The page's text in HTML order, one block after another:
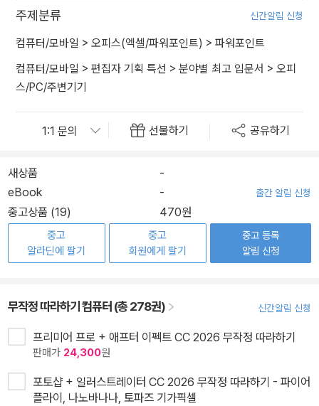
주제분류 신간알림 신청
컴퓨터/모바일 > 오피스(엑셀/파워포인트) > 파워포인트
컴퓨터/모바일 > 편집자 기획 특선 > 분야별 최고 입문서 > 오피
스/PC/주변기기
선물하기 공유하기
새상품
-
eBook
- 출간 알림 신청
중고상품 (19) 470원
중고
알라딘에 팔기
중고
회원에게 팔기
중고 등록
알림 신청
무작정 따라하기 컴퓨터 (총 278권) 신간알림 신청
프리미어 프로 + 애프터 이펙트 CC 2026 무작정 따라하기
판매가 24,300원
포토샵 + 일러스트레이터 CC 2026 무작정 따라하기 - 파이어
플라이, 나노바나나, 토파즈 기가픽셀